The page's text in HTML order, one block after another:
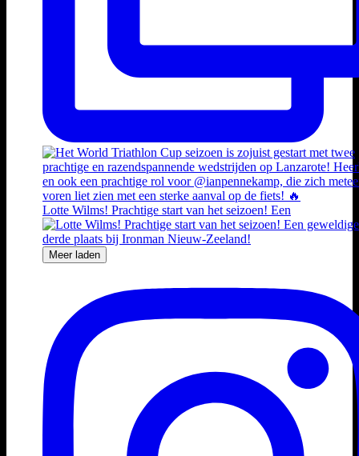
Lotte Wilms! Prachtige start van het seizoen! Een
Meer laden